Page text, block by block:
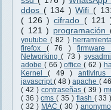
ddos ( 134 )Wifi (
( 126 )cifrado (
( 121 ) programación
youtube( 82 )
firefox ( 76 ) firmware
Networking( 73 )
adobe ( 66 )office( 62 )
Kernel( 49 ) antivirus
javascript( 48 )apache (
( 42 ) contraseñas ( 39 )
( 36 )cms( 35 ) flash ( 33
( 32 ) MAC( 30 )